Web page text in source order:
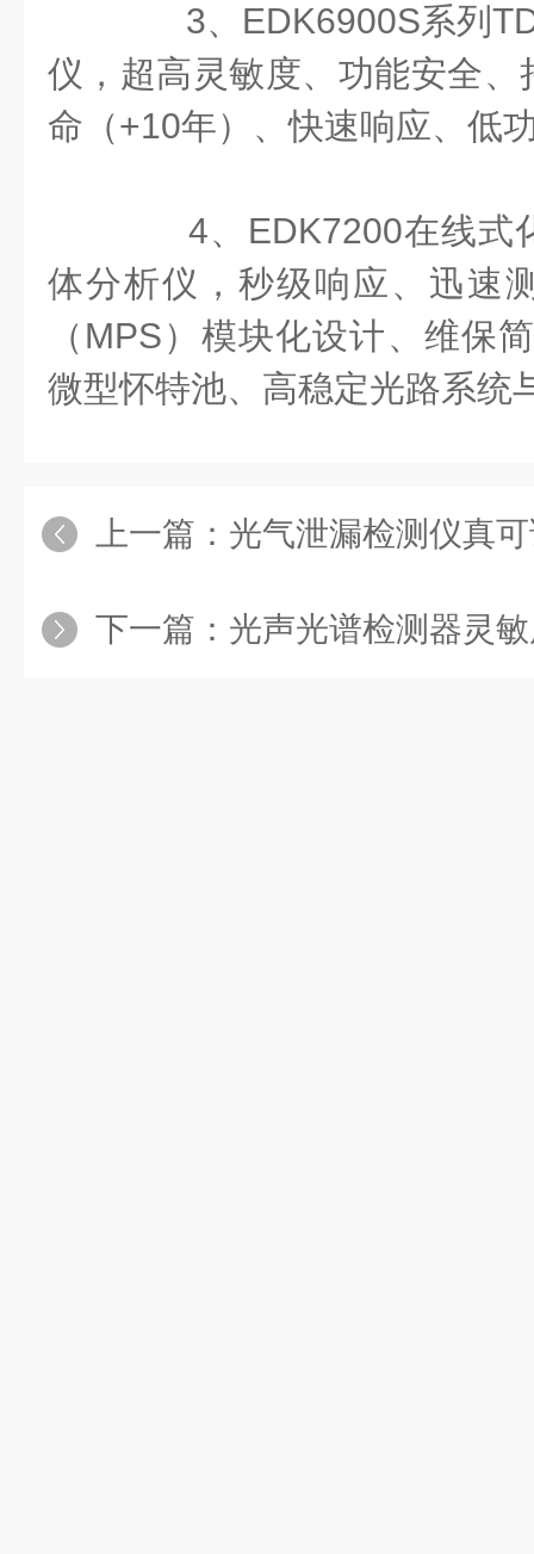
3、EDK6900S系列
仪，超高灵敏度、功能安全
命（+10年）、快速响应、低
4、EDK7200在线式
体分析仪，秒级响应、迅速
（MPS）模块化设计、维保
微型怀特池、高稳定光路系统
上一篇： 光气泄漏检测仪真
下一篇： 光声光谱检测器灵敏